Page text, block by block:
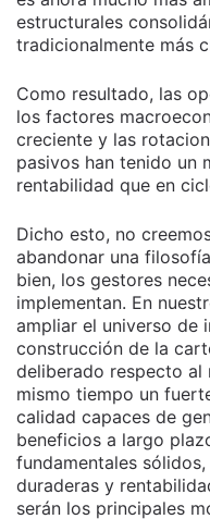
estructurales
tradicionalmente más
Como resultado, las
los factores
creciente y las
pasivos han tenido un
rentabilidad que en
Dicho esto, no
abandonar una
bien, los gestores
implementan. En
ampliar el universo de
construcción de la
deliberado respecto al
mismo tiempo un
calidad capaces de
beneficios a largo
fundamentales
duraderas y
serán los principales